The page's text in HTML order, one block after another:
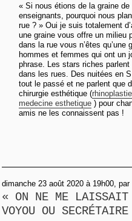
« Si nous étions de la graine
enseignants, pourquoi nous
rue ? » Oui je suis totalement
une graine vous offre un milieu
dans la rue vous n’êtes
hommes et femmes qui ont un
phrase. Les stars riches
dans les rues. Des nuitées en
tout le passé et ne parlent que
chirurgie esthétique (rhinoplastie
medecine esthetique ) pour
amis ne les connaissent pas !
dimanche 23 août 2020 à 19h00, par
« ON NE ME LAISSAIT
VOYOU OU